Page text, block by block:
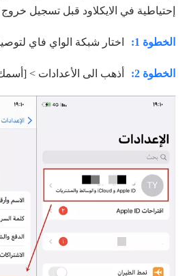
إحتياطية في الايكلاود قبل تسجيل
الخطوة 1: اختار شبكة الواي فاي
الخطوة 2: أذهب الى الأعدادات >